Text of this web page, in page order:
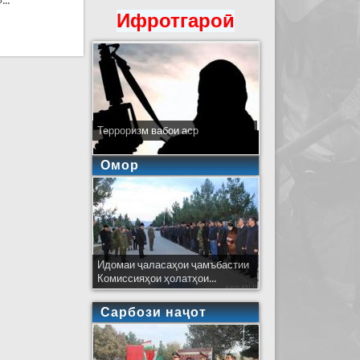
Душанбе-Хуҷанд Ифротгароӣ
Терроризм вабои аср
Омор
Идомаи ҷаласаҳои ҷамъбастии
Комиссияҳои ҳолатҳои...
Сарбози наҷот